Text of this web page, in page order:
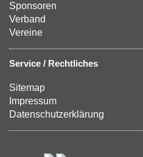
Sponsoren
Verband
Vereine
Service / Rechtliches
Sitemap
Impressum
Datenschutzerklärung